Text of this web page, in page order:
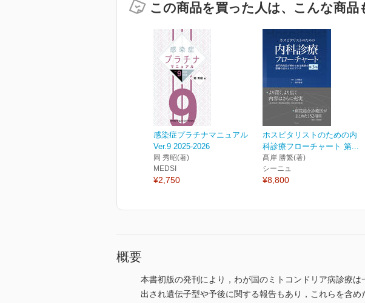
この商品を買った人は、こんな商品
感染症プラチナマニュアル
Ver.9 2025-2026
岡 秀昭(著)
MEDSI
¥2,750
ホスピタリストのための内
科診療フローチャート 第...
髙岸 勝繁(著)
シーニュ
¥8,800
概要
本書初版の発刊により，わが国のミトコンドリア病診療
出され遺伝子型や予後に関する報告もあり，これらを含